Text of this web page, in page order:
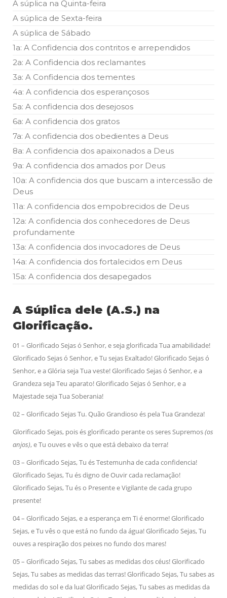
A súplica na Quinta-feira
A súplica de Sexta-feira
A súplica de Sábado
1a: A Confidencia dos contritos e arrependidos
2a: A Confidencia dos reclamantes
3a: A Confidencia dos tementes
4a: A confidencia dos esperançosos
5a: A confidencia dos desejosos
6a: A confidencia dos gratos
7a: A confidencia dos obedientes a Deus
8a: A confidencia dos apaixonados a Deus
9a: A confidencia dos amados por Deus
10a: A confidencia dos que buscam a intercessão de
Deus
11a: A confidencia dos empobrecidos de Deus
12a: A confidencia dos conhecedores de Deus
profundamente
13a: A confidencia dos invocadores de Deus
14a: A confidencia dos fortalecidos em Deus
15a: A confidencia dos desapegados
A Súplica dele (A.S.) na
Glorificação.
01 – Glorificado Sejas ó Senhor, e seja glorificada Tua amabilidade!
Glorificado Sejas ó Senhor, e Tu sejas Exaltado! Glorificado Sejas ó
Senhor, e a Glória seja Tua veste! Glorificado Sejas ó Senhor, e a
Grandeza seja Teu aparato! Glorificado Sejas ó Senhor, e a
Majestade seja Tua Soberania!
02 – Glorificado Sejas Tu. Quão Grandioso és pela Tua Grandeza!
Glorificado Sejas, pois és glorificado perante os seres Supremos(os
anjos), e Tu ouves e vês o que está debaixo da terra!
03 – Glorificado Sejas, Tu és Testemunha de cada confidencia!
Glorificado Sejas, Tu és digno de Ouvir cada reclamação!
Glorificado Sejas, Tu és o Presente e Vigilante de cada grupo
presente!
04 – Glorificado Sejas, e a esperança em Ti é enorme! Glorificado
Sejas, e Tu vês o que está no fundo da água! Glorificado Sejas, Tu
ouves a respiração dos peixes no fundo dos mares!
05 – Glorificado Sejas, Tu sabes as medidas dos céus! Glorificado
Sejas, Tu sabes as medidas das terras! Glorificado Sejas, Tu sabes as
medidas do sol e da lua! Glorificado Sejas, Tu sabes as medidas da